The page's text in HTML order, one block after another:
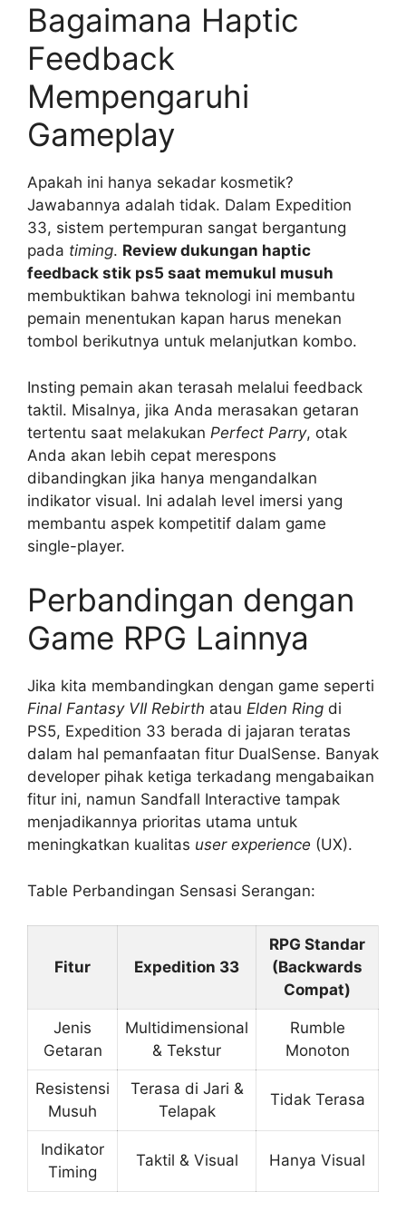
Bagaimana Haptic
Feedback
Mempengaruhi
Gameplay
Apakah ini hanya sekadar kosmetik?
Jawabannya adalah tidak. Dalam Expedition
33, sistem pertempuran sangat bergantung
pada timing. Review dukungan haptic
feedback stik ps5 saat memukul musuh
membuktikan bahwa teknologi ini membantu
pemain menentukan kapan harus menekan
tombol berikutnya untuk melanjutkan kombo.
Insting pemain akan terasah melalui feedback
taktil. Misalnya, jika Anda merasakan getaran
tertentu saat melakukan Perfect Parry, otak
Anda akan lebih cepat merespons
dibandingkan jika hanya mengandalkan
indikator visual. Ini adalah level imersi yang
membantu aspek kompetitif dalam game
single-player.
Perbandingan dengan
Game RPG Lainnya
Jika kita membandingkan dengan game seperti
Final Fantasy VII Rebirth atau Elden Ring di
PS5, Expedition 33 berada di jajaran teratas
dalam hal pemanfaatan fitur DualSense. Banyak
developer pihak ketiga terkadang mengabaikan
fitur ini, namun Sandfall Interactive tampak
menjadikannya prioritas utama untuk
meningkatkan kualitas user experience (UX).
Table Perbandingan Sensasi Serangan:
Fitur Expedition 33
RPG Standar
(Backwards
Compat)
Jenis
Getaran
Multidimensional
& Tekstur
Rumble
Monoton
Resistensi
Musuh
Terasa di Jari &
Telapak
Tidak Terasa
Indikator
Timing
Taktil & Visual Hanya Visual